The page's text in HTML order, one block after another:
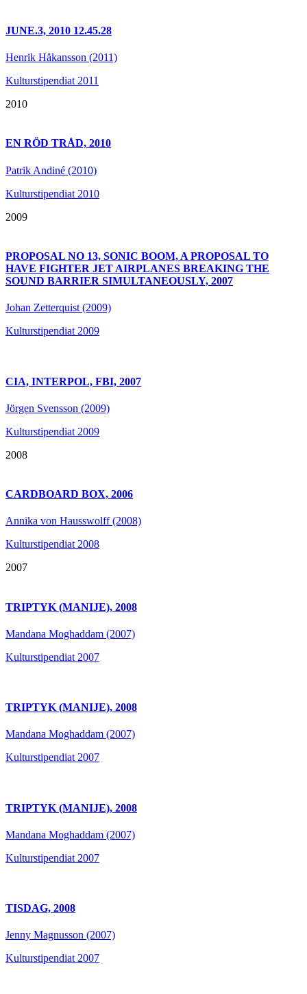
JUNE.3, 2010 12.45.28
Henrik Håkansson (2011)
Kulturstipendiat 2011
2010
EN RÖD TRÅD, 2010
Patrik Andiné (2010)
Kulturstipendiat 2010
2009
PROPOSAL NO 13, SONIC BOOM, A PROPOSAL TO
HAVE FIGHTER JET AIRPLANES BREAKING THE
SOUND BARRIER SIMULTANEOUSLY, 2007
Johan Zetterquist (2009)
Kulturstipendiat 2009
CIA, INTERPOL, FBI, 2007
Jörgen Svensson (2009)
Kulturstipendiat 2009
2008
CARDBOARD BOX, 2006
Annika von Hausswolff (2008)
Kulturstipendiat 2008
2007
TRIPTYK (MANIJE), 2008
Mandana Moghaddam (2007)
Kulturstipendiat 2007
TRIPTYK (MANIJE), 2008
Mandana Moghaddam (2007)
Kulturstipendiat 2007
TRIPTYK (MANIJE), 2008
Mandana Moghaddam (2007)
Kulturstipendiat 2007
TISDAG, 2008
Jenny Magnusson (2007)
Kulturstipendiat 2007